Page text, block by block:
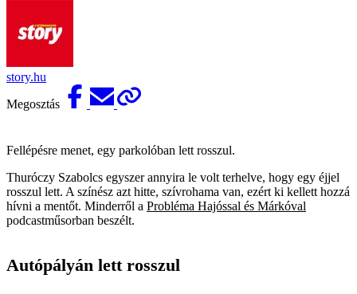
story.hu
Megosztás
Fellépésre menet, egy parkolóban lett rosszul.
Thuróczy Szabolcs egyszer annyira le volt terhelve, hogy egy éjjel
rosszul lett. A színész azt hitte, szívrohama van, ezért ki kellett hozzá
hívni a mentőt. Minderről a Probléma Hajóssal és Márkóval
podcastműsorban beszélt.
Autópályán lett rosszul